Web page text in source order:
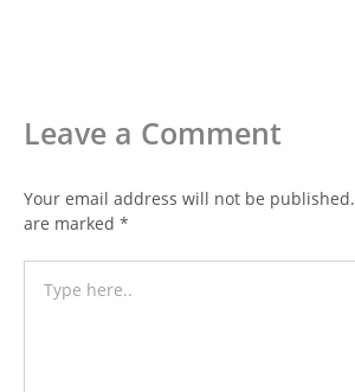
Leave a Comment
Your email address will not be published.
are marked *
here..